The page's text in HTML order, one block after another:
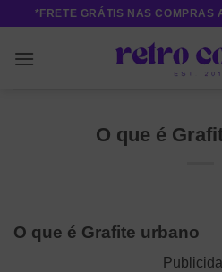
content
*FRETE GRÁTIS NAS COMPRAS
O que é
O que é Grafite urbano